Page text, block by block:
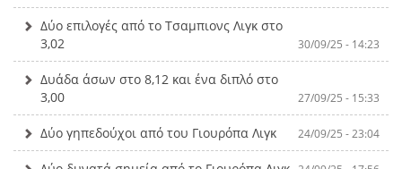
Δύο επιλογές από το Τσαμπιονς Λιγκ στο
3,02
30/09/25 - 14:23
Δυάδα άσων στο 8,12 και ένα διπλό στο
3,00
27/09/25 - 15:33
Δύο γηπεδούχοι από του Γιουρόπα Λιγκ 24/09/25 - 23:04